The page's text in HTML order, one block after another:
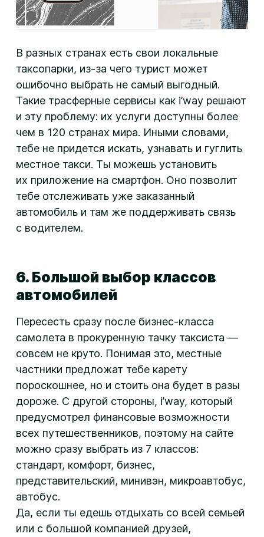
В разных странах есть свои локальные
таксопарки, из-за чего турист может
ошибочно выбрать не самый выгодный.
Такие трасферные сервисы как i’way решают
и эту проблему: их услуги доступны более
чем в 120 странах мира. Иными словами,
тебе не придется искать, узнавать и гуглить
местное такси. Ты можешь установить
их приложение на смартфон. Оно позволит
тебе отслеживать уже заказанный
автомобиль и там же поддерживать связь
с водителем.
6. Большой выбор классов
автомобилей
Пересесть сразу после бизнес-класса
самолета в прокуренную тачку таксиста —
совсем не круто. Понимая это, местные
частники предложат тебе карету
пороскошнее, но и стоить она будет в разы
дороже. С другой стороны, i’way, который
предусмотрел финансовые возможности
всех путешественников, поэтому на сайте
можно сразу выбрать из 7 классов:
стандарт, комфорт, бизнес,
представительский, минивэн, микроавтобус,
автобус.
Да, если ты едешь отдыхать со всей семьей
или с большой компанией друзей,